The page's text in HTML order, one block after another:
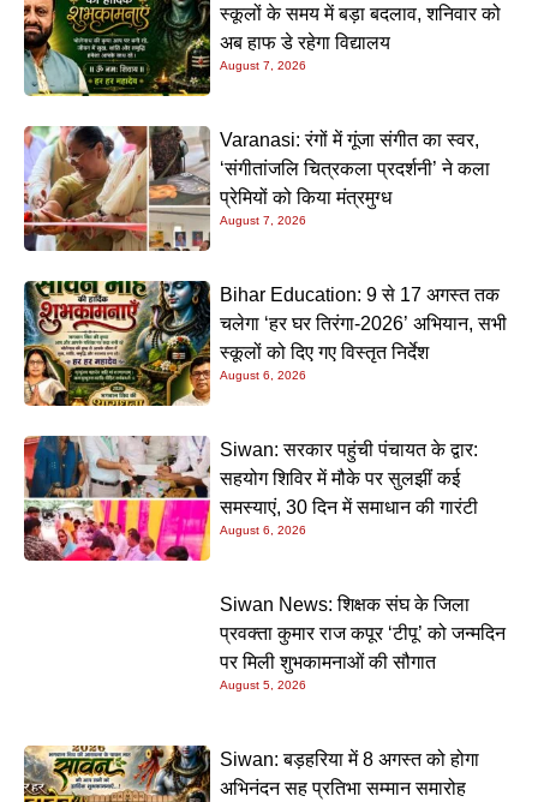
स्कूलों के समय में बड़ा बदलाव, शनिवार को
अब हाफ डे रहेगा विद्यालय
August 7, 2026
Varanasi: रंगों में गूंजा संगीत का स्वर,
‘संगीतांजलि चित्रकला प्रदर्शनी’ ने कला
प्रेमियों को किया मंत्रमुग्ध
August 7, 2026
Bihar Education: 9 से 17 अगस्त तक
चलेगा ‘हर घर तिरंगा-2026’ अभियान, सभी
स्कूलों को दिए गए विस्तृत निर्देश
August 6, 2026
Siwan: सरकार पहुंची पंचायत के द्वार:
सहयोग शिविर में मौके पर सुलझीं कई
समस्याएं, 30 दिन में समाधान की गारंटी
August 6, 2026
Siwan News: शिक्षक संघ के जिला
प्रवक्ता कुमार राज कपूर ‘टीपू’ को जन्मदिन
पर मिली शुभकामनाओं की सौगात
August 5, 2026
Siwan: बड़हरिया में 8 अगस्त को होगा
अभिनंदन सह प्रतिभा सम्मान समारोह